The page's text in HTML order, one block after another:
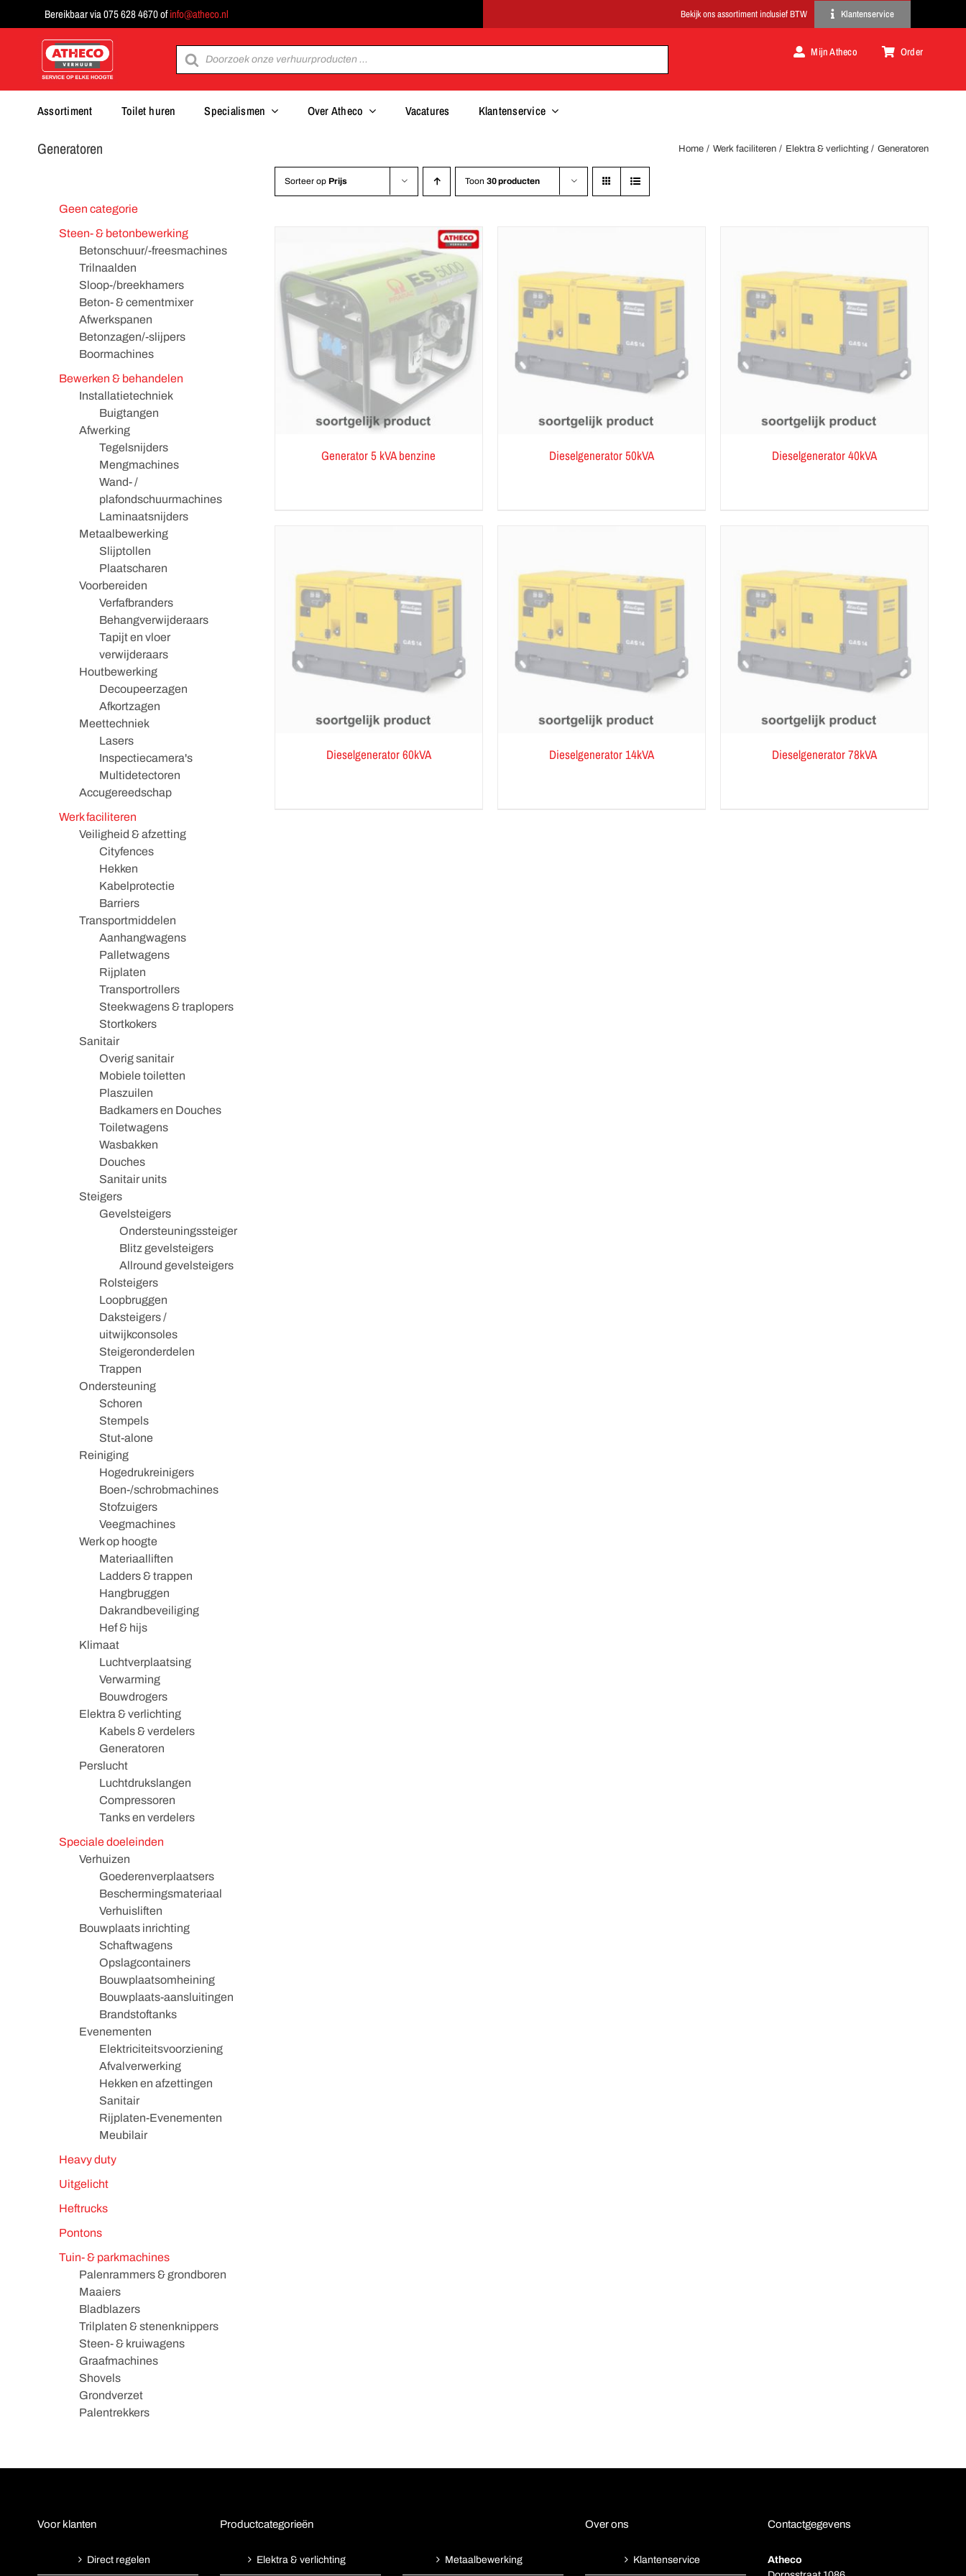
Bereikbaar via 075 628 4670 ofinfo@atheco.nl Klantenservice
Producten
zoeken
Mijn Atheco Order
Assortiment Toilet huren Specialismen Over Atheco Vacatures Klantenservice
Generatoren Home Werk faciliteren Elektra & verlichting Generatoren
Sorteer op Prijs Toon 30 producten
Generator 5 kVA benzine Dieselgenerator 50kVA Dieselgenerator 40kVA
Dieselgenerator 60kVA Dieselgenerator 14kVA Dieselgenerator 78kVA
Geen categorie
Steen- & betonbewerking
Betonschuur/-freesmachines
Trilnaalden
Sloop-/breekhamers
Beton- & cementmixer
Afwerkspanen
Betonzagen/-slijpers
Boormachines
Bewerken & behandelen
Installatietechniek
Buigtangen
Afwerking
Tegelsnijders
Mengmachines
Wand- /
plafondschuurmachines
Laminaatsnijders
Metaalbewerking
Slijptollen
Plaatscharen
Voorbereiden
Verfafbranders
Behangverwijderaars
Tapijt en vloer
verwijderaars
Houtbewerking
Decoupeerzagen
Afkortzagen
Meettechniek
Lasers
Inspectiecamera's
Multidetectoren
Accugereedschap
Werk faciliteren
Veiligheid & afzetting
Cityfences
Hekken
Kabelprotectie
Barriers
Transportmiddelen
Aanhangwagens
Palletwagens
Rijplaten
Transportrollers
Steekwagens & traplopers
Stortkokers
Sanitair
Overig sanitair
Mobiele toiletten
Plaszuilen
Badkamers en Douches
Toiletwagens
Wasbakken
Douches
Sanitair units
Steigers
Gevelsteigers
Ondersteuningssteiger
Blitz gevelsteigers
Allround gevelsteigers
Rolsteigers
Loopbruggen
Daksteigers /
uitwijkconsoles
Steigeronderdelen
Trappen
Ondersteuning
Schoren
Stempels
Stut-alone
Reiniging
Hogedrukreinigers
Boen-/schrobmachines
Stofzuigers
Veegmachines
Werk op hoogte
Materiaalliften
Ladders & trappen
Hangbruggen
Dakrandbeveiliging
Hef & hijs
Klimaat
Luchtverplaatsing
Verwarming
Bouwdrogers
Elektra & verlichting
Kabels & verdelers
Generatoren
Perslucht
Luchtdrukslangen
Compressoren
Tanks en verdelers
Speciale doeleinden
Verhuizen
Goederenverplaatsers
Beschermingsmateriaal
Verhuisliften
Bouwplaats inrichting
Schaftwagens
Opslagcontainers
Bouwplaatsomheining
Bouwplaats-aansluitingen
Brandstoftanks
Evenementen
Elektriciteitsvoorziening
Afvalverwerking
Hekken en afzettingen
Sanitair
Rijplaten-Evenementen
Meubilair
Heavy duty
Uitgelicht
Heftrucks
Pontons
Tuin- & parkmachines
Palenrammers & grondboren
Maaiers
Bladblazers
Trilplaten & stenenknippers
Steen- & kruiwagens
Graafmachines
Shovels
Grondverzet
Palentrekkers
Voor klanten
Direct regelen
Productcategorieën
Elektra & verlichting Metaalbewerking
Over ons
Klantenservice
Contactgegevens
Atheco